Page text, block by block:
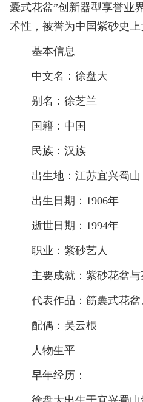
囊式花盆”创新器型享誉业
术性，被誉为中国紫砂史上
基本信息
中文名：徐盘大
别名：徐芝兰
国籍：中国
民族：汉族
出生地：江苏宜兴蜀山
出生日期：1906年
逝世日期：1994年
职业：紫砂艺人
主要成就：紫砂花盆与
代表作品：筋囊式花盆
配偶：吴云根
人物生平
早年经历：